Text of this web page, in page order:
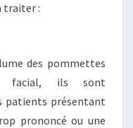
traiter :
des pommettes
facial, ils sont
patients présentant
prononcé ou une